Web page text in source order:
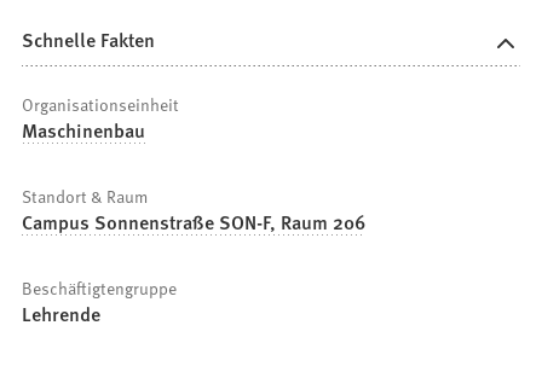
Schnelle Fakten
Organisationseinheit
Maschinenbau
Standort & Raum
Campus Sonnenstraße SON-F, Raum 206
Beschäftigtengruppe
Lehrende